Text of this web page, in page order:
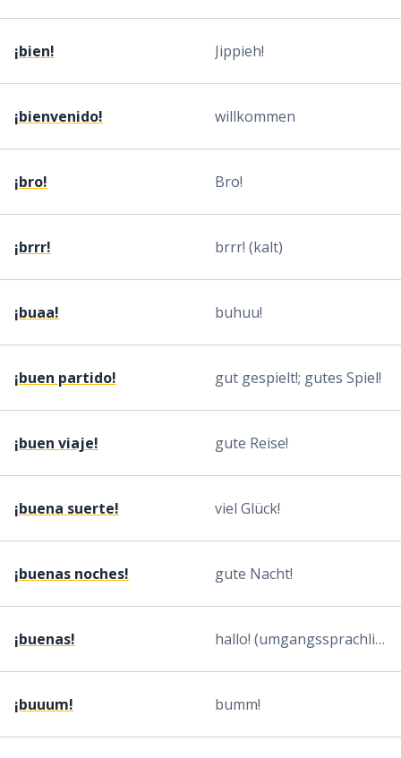
¡bien! Jippieh!
¡bienvenido! willkommen
¡bro! Bro!
¡brrr! brrr! (kalt)
¡buaa! buhuu!
¡buen partido! gut gespielt!; gutes Spiel!
¡buen viaje! gute Reise!
¡buena suerte! viel Glück!
¡buenas noches! gute Nacht!
¡buenas! hallo! (umgangssprachlich)
¡buuum! bumm!